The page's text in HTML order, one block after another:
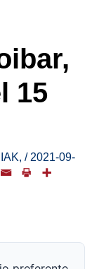
15
, / 2021-09-